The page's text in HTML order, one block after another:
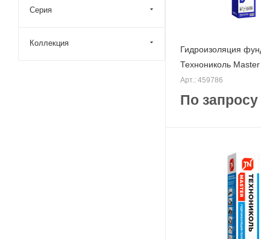
Гидроизоляция
Технониколь Master
Арт.: 459786
По запросу
Серия
Коллекция